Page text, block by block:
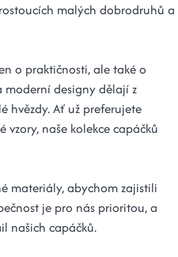
malých dobrodruhů a
o praktičnosti, ale také o
moderní designy dělají z
hvězdy. Ať už preferujete
naše kolekce capáčků
materiály, abychom zajistili
je pro nás prioritou, a
našich capáčků.